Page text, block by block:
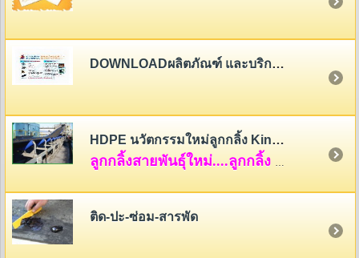
DOWNLOADผลิตภัณฑ์ และบริการของสายพานไทย
HDPE นวัตกรรมใหม่ลูกกลิ้ง King Roller (HDPE Rollers Innovation)
ลูกกลิ้งสายพันธุ์ใหม่....ลูกกลิ้ง HDPE
ติด-ปะ-ซ่อม-สารพัด